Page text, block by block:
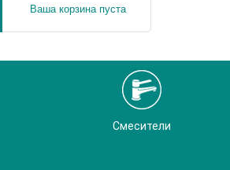
Ваша корзина пуста
Смесители